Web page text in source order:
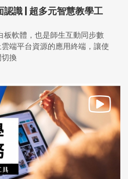
識 | 超多元智慧教學工
板軟體，也是師生互動同步數
端平台資源的應用終端，讓使
換